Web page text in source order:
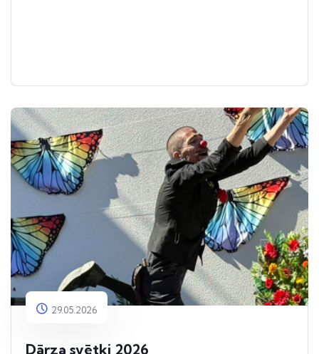
29.05.2026
Dārza svētki 2026